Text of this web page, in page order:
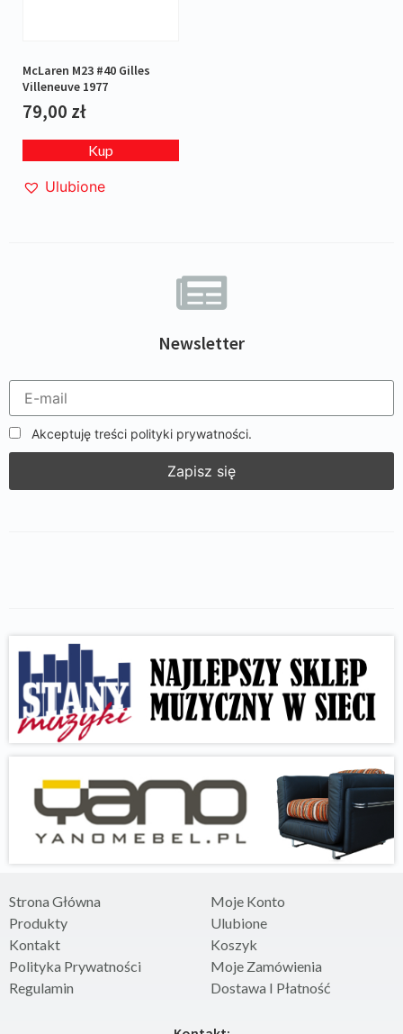
Newsletter
Akceptuję treści polityki prywatności.
McLaren M23 #40 Gilles
Villeneuve 1977
79,00 zł
Kup
Ulubione
Strona Główna
Produkty
Kontakt
Polityka Prywatności
Regulamin
Moje Konto
Ulubione
Koszyk
Moje Zamówienia
Dostawa I Płatność